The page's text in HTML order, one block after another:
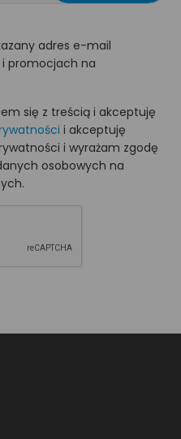
adres e-mail
promocjach na
się z treścią i akceptuję
i akceptuję
i wyrażam zgodę
osobowych na